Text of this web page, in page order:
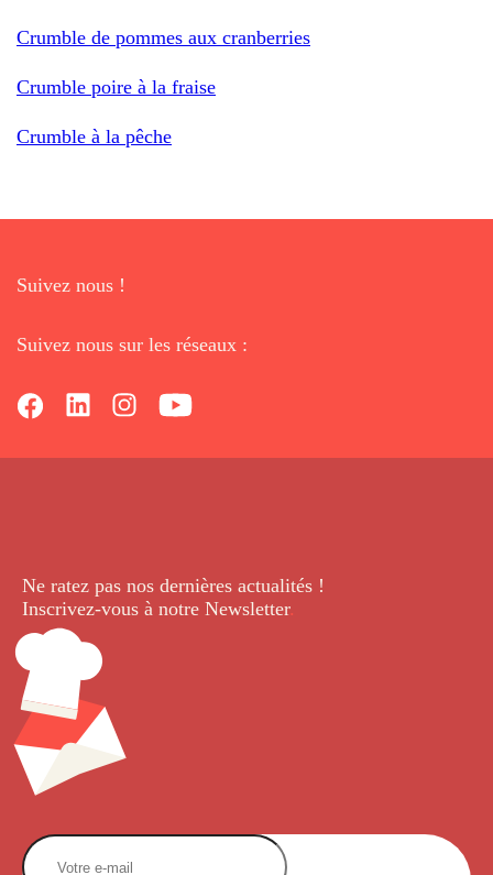
Crumble de pommes aux cranberries
Crumble poire à la fraise
Crumble à la pêche
Suivez nous !
Suivez nous sur les réseaux :
Ne ratez pas nos dernières actualités !
Inscrivez-vous à notre Newsletter.